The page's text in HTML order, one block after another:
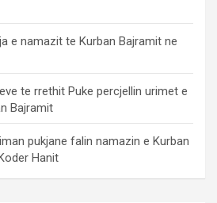
e namazit te Kurban Bajramit ne
te rrethit Puke percjellin urimet e
Bajramit
pukjane falin namazin e Kurban
Hanit